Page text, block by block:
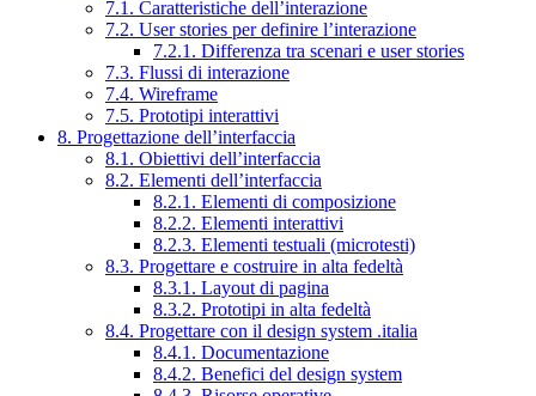
7.1. Caratteristiche dell’interazione
7.2. User stories per definire l’interazione
7.2.1. Differenza tra scenari e user stories
7.3. Flussi di interazione
7.4. Wireframe
7.5. Prototipi interattivi
8. Progettazione dell’interfaccia
8.1. Obiettivi dell’interfaccia
8.2. Elementi dell’interfaccia
8.2.1. Elementi di composizione
8.2.2. Elementi interattivi
8.2.3. Elementi testuali (microtesti)
8.3. Progettare e costruire in alta fedeltà
8.3.1. Layout di pagina
8.3.2. Prototipi in alta fedeltà
8.4. Progettare con il design system .italia
8.4.1. Documentazione
8.4.2. Benefici del design system